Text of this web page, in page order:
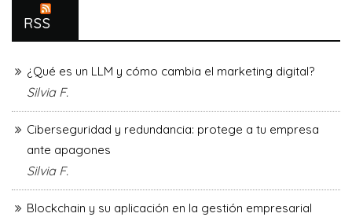
RSS
¿Qué es un LLM y cómo cambia el marketing digital?
Silvia F.
Ciberseguridad y redundancia: protege a tu empresa
ante apagones
Silvia F.
Blockchain y su aplicación en la gestión empresarial